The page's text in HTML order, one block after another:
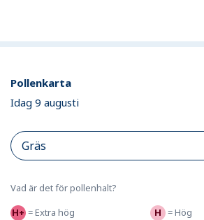
Pollenkarta
Idag 9 augusti
Vad är det för pollenhalt?
=Extra hög =Hög